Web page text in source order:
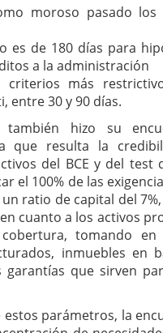
moroso pasado
es de 180 días para
a la administración
más
entre 30 y 90 días.
también hizo su
que resulta la
del BCE y del test
el 100% de las
un ratio de capital del
cuanto a los activos
tomando en
inmuebles en
garantías que sirven
parámetros, la